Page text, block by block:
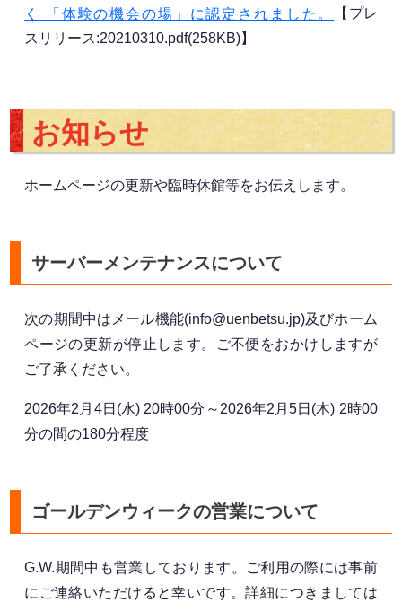
く 「体験の機会の場」に認定されました。
【プレ
スリリース:20210310.pdf(258KB)】
お知らせ
ホームページの更新や臨時休館等をお伝えします。
サーバーメンテナンスについて
次の期間中はメール機能(info@uenbetsu.jp)及びホーム
ページの更新が停止します。ご不便をおかけしますが
ご了承ください。
2026年2月4日(水) 20時00分～2026年2月5日(木) 2時00
分の間の180分程度
ゴールデンウィークの営業について
G.W.期間中も営業しております。ご利用の際には事前
にご連絡いただけると幸いです。詳細につきましては